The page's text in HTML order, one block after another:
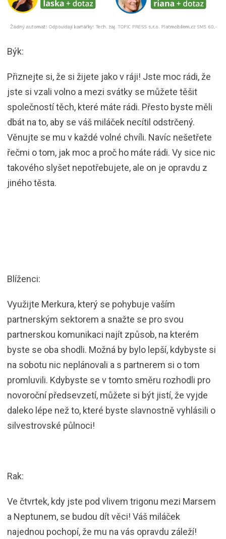
Býk:
Přiznejte si, že si žijete jako v ráji! Jste moc rádi, že
jste si vzali volno a mezi svátky se můžete těšit
společností těch, které máte rádi. Přesto byste měli
dbát na to, aby se váš miláček necítil odstrčený.
Věnujte se mu v každé volné chvíli. Navíc nešetřete
řečmi o tom, jak moc a proč ho máte rádi. Vy sice nic
takového slyšet nepotřebujete, ale on je opravdu z
jiného těsta.
Blíženci:
Využijte Merkura, který se pohybuje vaším
partnerským sektorem a snažte se pro svou
partnerskou komunikaci najít způsob, na kterém
byste se oba shodli. Možná by bylo lepší, kdybyste si
na sobotu nic neplánovali a s partnerem si o tom
promluvili. Kdybyste se v tomto směru rozhodli pro
novoroční předsevzetí, můžete si být jistí, že vyjde
daleko lépe než to, které byste slavnostně vyhlásili o
silvestrovské půlnoci!
Rak:
Ve čtvrtek, kdy jste pod vlivem trigonu mezi Marsem
a Neptunem, se budou dít věci! Váš miláček
najednou pochopí, že mu na vás opravdu záleží!